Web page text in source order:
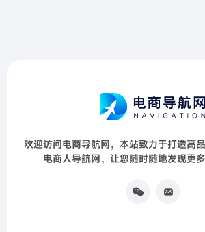
欢迎访问电商导航网，本站致力于打造高
电商人导航网，让您随时随地发现更多